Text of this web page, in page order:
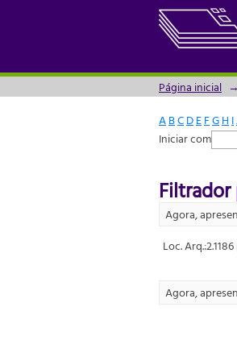
Filtrador
Página inicial →
ABCDEFGH I
Iniciar com
Agora,
Loc. Arq.:2.1186
Agora,